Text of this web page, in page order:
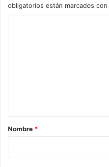
obligatorios están marcados con
rNombre *